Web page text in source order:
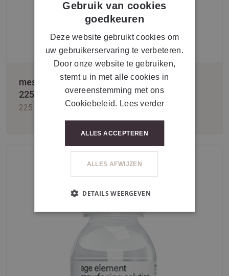
mesoestetic® age element cleansing balm
225 ml
225 ml
FRENCH
Gebruik van cookies
goedkeuren
Deze website gebruikt cookies om
uw gebruikerservaring te verbeteren.
Door onze website te gebruiken,
stemt u in met alle cookies in
overeenstemming met ons
Cookiebeleid. Lees verder
ALLES ACCEPTEREN
ALLES AFWIJZEN
DETAILS WEERGEVEN